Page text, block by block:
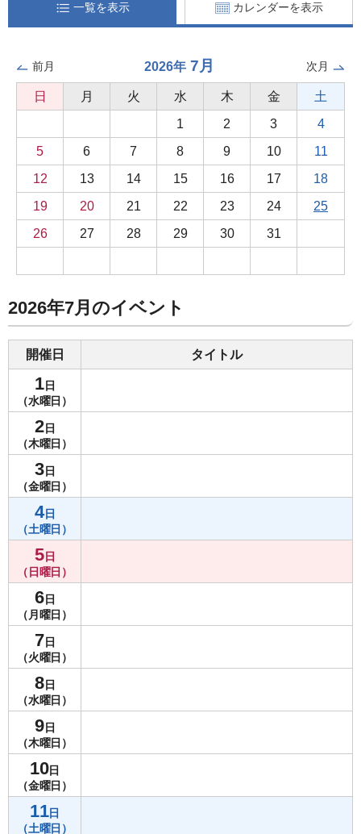
一覧を表示 カレンダーを表示
前月 2026年 7月 次月
日 月 火 水 木 金
土
1
2 3
4
5
6 7 8 9 10
11
12
13 14 15 16 17
18
19
20 21 22 23 24
25
26
27 28 29 30 31
2026年7月のイベント
開催日 タイトル
1日
（水曜日）
2日
（木曜日）
3日
（金曜日）
4日
（土曜日）
5日
（日曜日）
6日
（月曜日）
7 日
（火曜日）
8日
（水曜日）
9日
（木曜日）
10日
（金曜日）
11日
（土曜日）